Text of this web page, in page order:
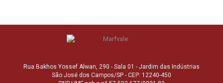
Rua Bakhos Yossef Alwan, 290 - Sala 01 - Jardim das Indústrias
São José dos Campos/SP - CEP: 12240-450